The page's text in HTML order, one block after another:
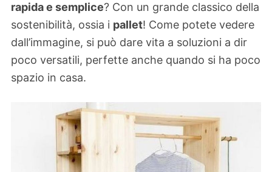
rapida e semplice? Con un grande classico della
sostenibilità, ossia i pallet! Come potete vedere
dall’immagine, si può dare vita a soluzioni a dir
poco versatili, perfette anche quando si ha poco
spazio in casa.